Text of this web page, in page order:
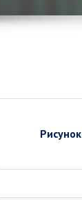
Рисунок